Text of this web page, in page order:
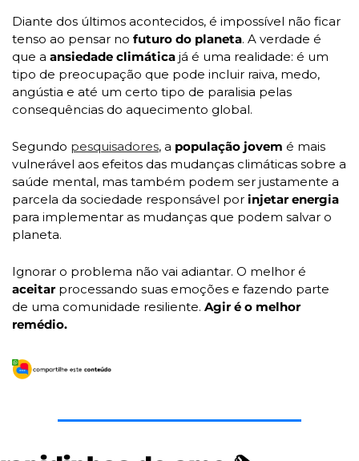
Diante dos últimos acontecidos, é impossível não ficar
tenso ao pensar no futuro do planeta. A verdade é
que a ansiedade climática já é uma realidade: é um
tipo de preocupação que pode incluir raiva, medo,
angústia e até um certo tipo de paralisia pelas
consequências do aquecimento global.
Segundo pesquisadores, a população jovem é mais
vulnerável aos efeitos das mudanças climáticas sobre a
saúde mental, mas também podem ser justamente a
parcela da sociedade responsável por injetar energia
para implementar as mudanças que podem salvar o
planeta.
Ignorar o problema não vai adiantar. O melhor é
aceitar processando suas emoções e fazendo parte
de uma comunidade resiliente. Agir é o melhor
remédio.